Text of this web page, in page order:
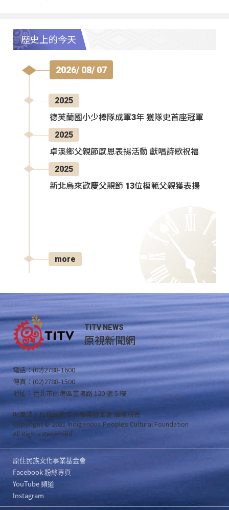
歷史上的今天
2026/ 08/ 07
2025
德芙蘭國小少棒隊成軍3年 獲隊史首座冠軍
2025
卓溪鄉父親節感恩表揚活動 獻唱詩歌祝福
2025
新北烏來歡慶父親節 13位模範父親獲表揚
more
TITV NEWS
原視新聞網
電話：(02)2788-1600
傳真：(02)2788-1500
地址：台北市南港區重陽路 120 號 5 樓
財團法人原住民族文化事業基金會 版權所有
Copyright © 2021 Indigenous Peoples Cultural Foundation
All Rights Reserved .
原住民族文化事業基金會
Facebook 粉絲專頁
YouTube 頻道
Instagram